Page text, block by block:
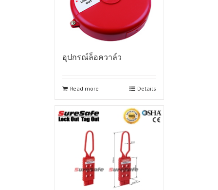
อุปกรณ์ล็อควาล์ว
Read more Details